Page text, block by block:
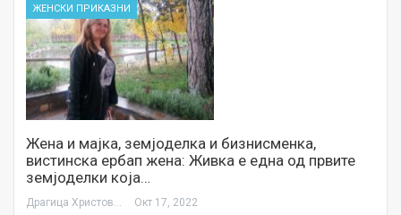
ЖЕНСКИ ПРИКАЗНИ
Жена и мајка, земјоделка и бизнисменка,
вистинска ербап жена: Живка е една од првите
земјоделки која…
Окт 17, 2022